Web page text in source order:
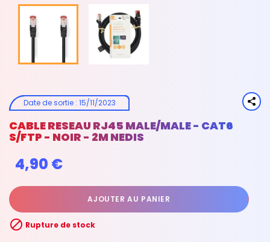
Date de sortie: 15/11/2023
CABLE RESEAU RJ45 MALE/MALE - CAT6
S/FTP - NOIR - 2M NEDIS
4,90 €
AJOUTER AU PANIER
 Rupture de stock